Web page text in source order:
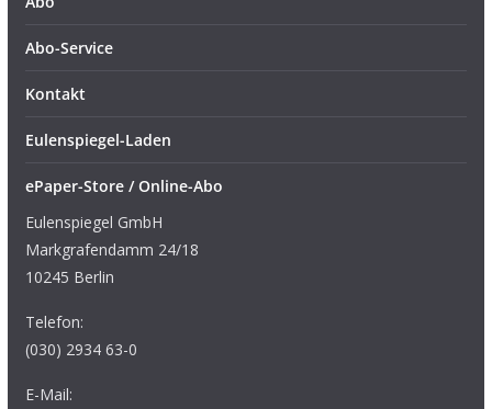
Abo-Service
Kontakt
Eulenspiegel-Laden
ePaper-Store / Online-Abo
Eulenspiegel GmbH
Markgrafendamm 24/18
10245 Berlin
Telefon:
(030) 2934 63-0
E-Mail: